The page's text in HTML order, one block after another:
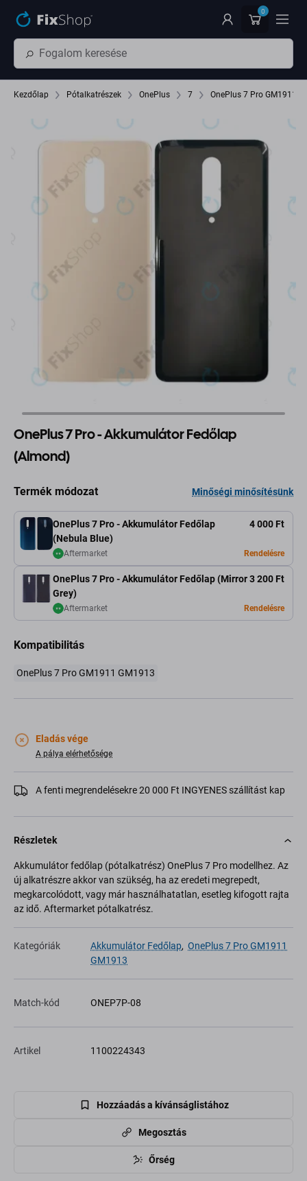
0
Kezdőlap Pótalkatrészek OnePlus 7 OnePlus 7 Pro GM1911
OnePlus 7 Pro - Akkumulátor Fedőlap
(Almond)
Termék módozat Minőségi minősítésünk
OnePlus 7 Pro - Akkumulátor Fedőlap
(Nebula Blue)
4 000 Ft
Aftermarket Rendelésre
OnePlus 7 Pro - Akkumulátor Fedőlap (Mirror
Grey)
3 200 Ft
Aftermarket Rendelésre
Kompatibilitás
OnePlus 7 Pro GM1911 GM1913
Eladás vége
A pálya elérhetősége
A fenti megrendelésekre 20 000 Ft INGYENES szállítást kap
Részletek
Akkumulátor fedőlap (pótalkatrész) OnePlus 7 Pro modellhez. Az
új alkatrészre akkor van szükség, ha az eredeti megrepedt,
megkarcolódott, vagy már használhatatlan, esetleg kifogott rajta
az idő. Aftermarket pótalkatrész.
Kategóriák Akkumulátor Fedőlap, OnePlus 7 Pro GM1911
GM1913
Match-kód ONEP7P-08
Artikel 1100224343
Hozzáadás a kívánságlistához
Megosztás
Őrség